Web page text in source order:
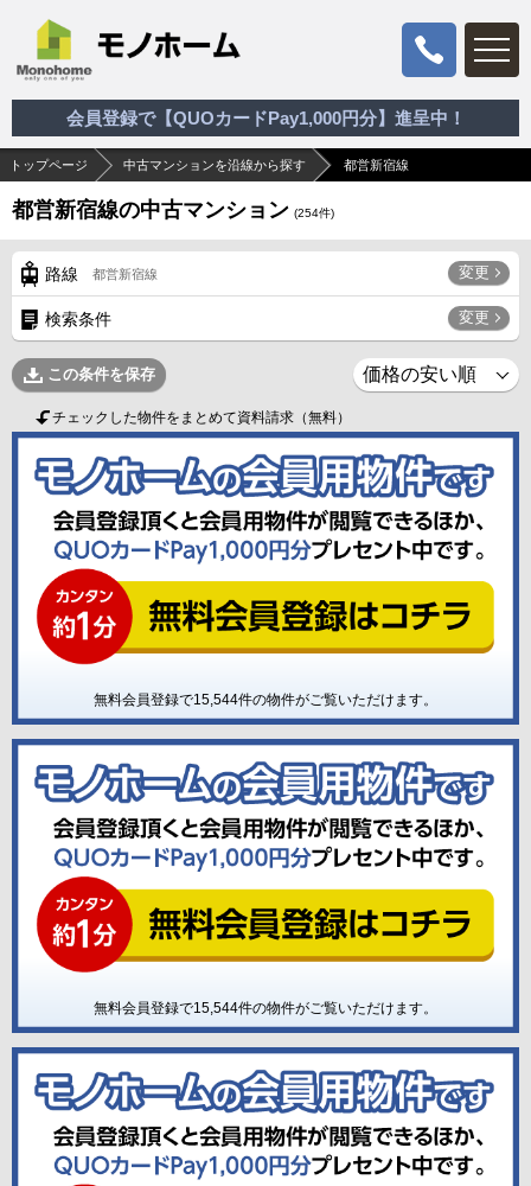
会員登録で【QUOカードPay1,000円分】進呈中！
トップページ 中古マンションを沿線から探す 都営新宿線
都営新宿線の中古マンション (254件)
路線 都営新宿線 変更
検索条件 変更
この条件を保存
チェックした物件をまとめて資料請求（無料）
無料会員登録で15,544件の物件がご覧いただけます。
無料会員登録で15,544件の物件がご覧いただけます。